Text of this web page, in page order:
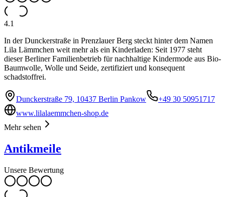
4.1
In der Dunckerstraße in Prenzlauer Berg steckt hinter dem Namen
Lila Lämmchen weit mehr als ein Kinderladen: Seit 1977 steht
dieser Berliner Familienbetrieb für nachhaltige Kindermode aus Bio-
Baumwolle, Wolle und Seide, zertifiziert und konsequent
schadstoffrei.
Dunckerstraße 79, 10437 Berlin Pankow
+49 30 50951717
www.lilalaemmchen-shop.de
Mehr sehen
Antikmeile
Unsere Bewertung